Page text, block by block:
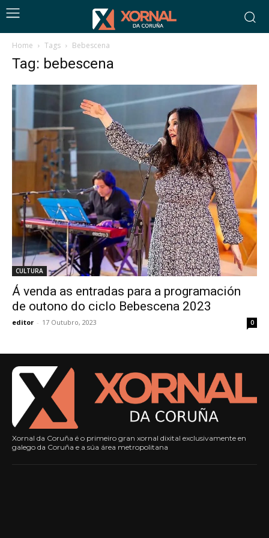
Home Tags Bebescena
Tag: bebescena
CULTURA
Á venda as entradas para a programación
de outono do ciclo Bebescena 2023
editor - 17 Outubro, 2023 0
Xornal da Coruña é o primeiro gran xornal dixital exclusivamente en
galego da Coruña e a súa área metropolitana